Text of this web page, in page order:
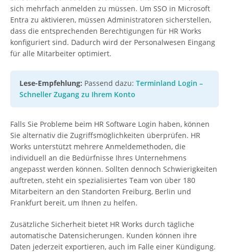
sich mehrfach anmelden zu müssen. Um SSO in Microsoft
Entra zu aktivieren, müssen Administratoren sicherstellen,
dass die entsprechenden Berechtigungen für HR Works
konfiguriert sind. Dadurch wird der Personalwesen Eingang
für alle Mitarbeiter optimiert.
Lese-Empfehlung: Passend dazu: Terminland Login –
Schneller Zugang zu Ihrem Konto
Falls Sie Probleme beim HR Software Login haben, können
Sie alternativ die Zugriffsmöglichkeiten überprüfen. HR
Works unterstützt mehrere Anmeldemethoden, die
individuell an die Bedürfnisse Ihres Unternehmens
angepasst werden können. Sollten dennoch Schwierigkeiten
auftreten, steht ein spezialisiertes Team von über 180
Mitarbeitern an den Standorten Freiburg, Berlin und
Frankfurt bereit, um Ihnen zu helfen.
Zusätzliche Sicherheit bietet HR Works durch tägliche
automatische Datensicherungen. Kunden können ihre
Daten jederzeit exportieren, auch im Falle einer Kündigung.